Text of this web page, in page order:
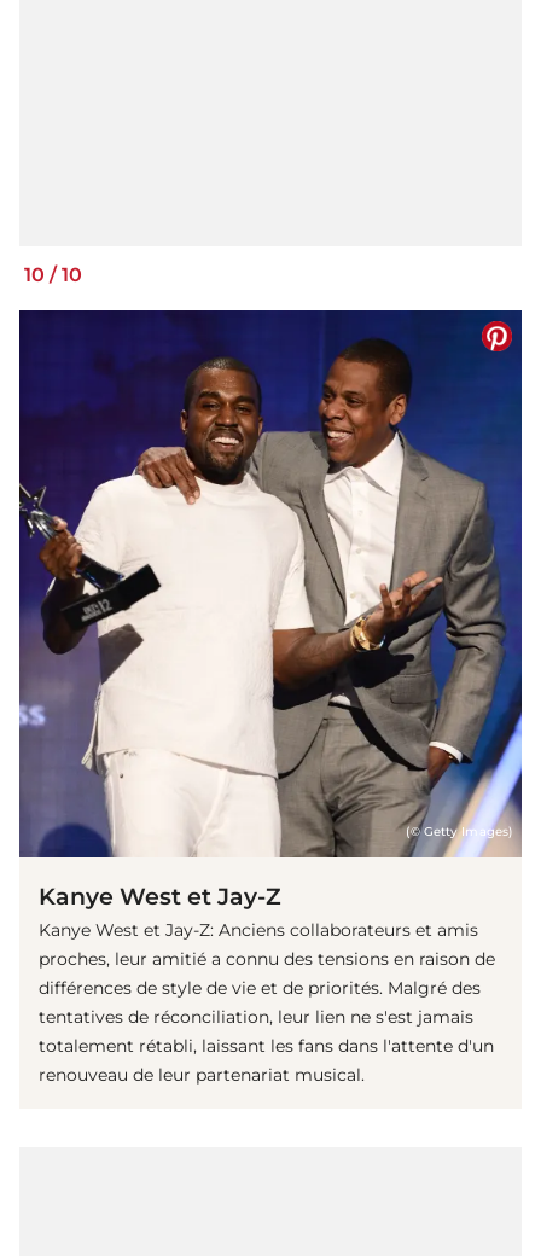
10 /10
(© Getty Images)
Kanye West et Jay-Z
Kanye West et Jay-Z: Anciens collaborateurs et amis
proches, leur amitié a connu des tensions en raison de
différences de style de vie et de priorités. Malgré des
tentatives de réconciliation, leur lien ne s'est jamais
totalement rétabli, laissant les fans dans l'attente d'un
renouveau de leur partenariat musical.